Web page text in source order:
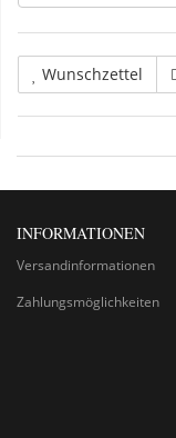
Wunschzettel
INFORMATIONEN
Versandinformationen
Zahlungsmöglichkeiten